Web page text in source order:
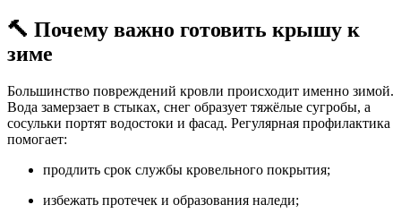
🔨 Почему важно готовить крышу к
зиме
Большинство повреждений кровли происходит именно зимой.
Вода замерзает в стыках, снег образует тяжёлые сугробы, а
сосульки портят водостоки и фасад. Регулярная профилактика
помогает:
продлить срок службы кровельного покрытия;
избежать протечек и образования наледи;